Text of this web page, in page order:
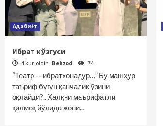
Адабиёт
Ибрат кўзгуси
4 kun oldin Behzod 74
“Театр — ибратхонадур…” Бу машҳур
таъриф бугун қанчалик ўзини
оқлайди?.. Халқни маърифатли
қилмоқ йўлида жони…